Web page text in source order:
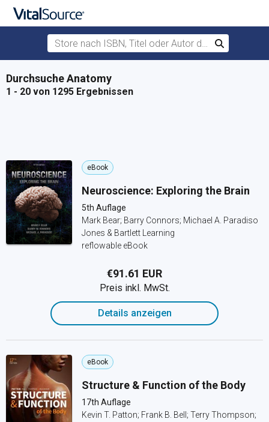
Zum Hauptinhalt springen
Store nach ISBN, Titel oder Autor durchsuchen
Suchen
Durchsuche Anatomy
1 - 20 von 1295 Ergebnissen
eBook
Neuroscience: Exploring the Brain
5th Auflage
Mark Bear; Barry Connors; Michael A. Paradiso
Jones & Bartlett Learning
reflowable eBook
€91.61 EUR
Preis inkl. MwSt.
Details anzeigen
eBook
Structure & Function of the Body
17th Auflage
Kevin T. Patton; Frank B. Bell; Terry Thompson;